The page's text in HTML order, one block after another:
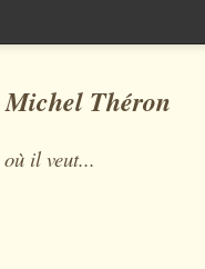
Théron
il veut...